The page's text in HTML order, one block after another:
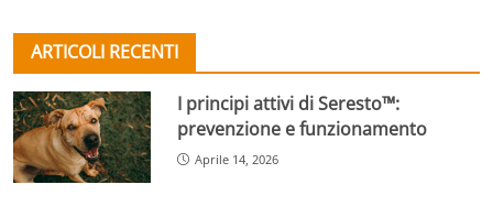
ARTICOLI RECENTI
I principi attivi di Seresto™:
prevenzione e funzionamento
Aprile 14, 2026